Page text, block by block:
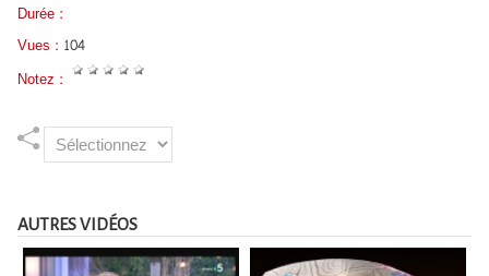
Durée :
Vues : 104
Notez :
AUTRES VIDÉOS